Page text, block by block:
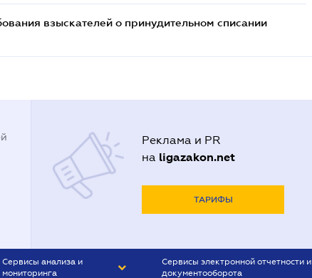
взыскателей о принудительном списании
Реклама и PR
на ligazakon.net
ТАРИФЫ
Сервисы анализа и
мониторинга
Сервисы электронной отчетности и
документооборота